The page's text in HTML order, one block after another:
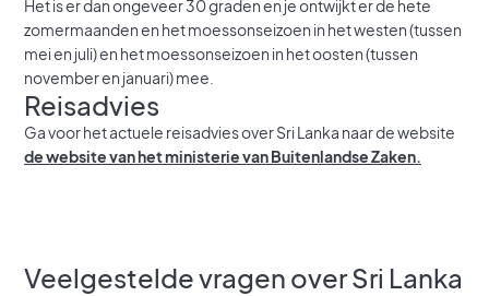
Het is er dan ongeveer 30 graden en je ontwijkt er de hete
zomermaanden en het moessonseizoen in het westen (tussen
mei en juli) en het moessonseizoen in het oosten (tussen
november en januari) mee.
Reisadvies
Ga voor het actuele reisadvies over Sri Lanka naar de website
de website van het ministerie van Buitenlandse Zaken.
Veelgestelde vragen over Sri Lanka